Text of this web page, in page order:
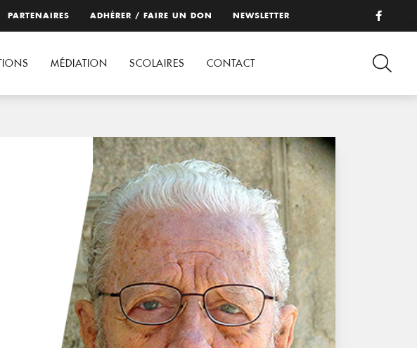
PARTENAIRES ADHÉRER / FAIRE UN DON NEWSLETTER
MÉDIATION SCOLAIRES CONTACT